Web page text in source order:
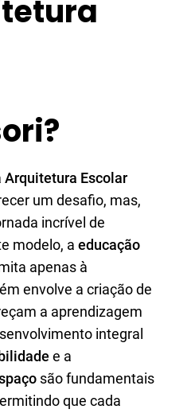
Arquitetura Escolar
um desafio, mas,
incrível de
modelo, a educação
apenas à
envolve a criação de
a aprendizagem
integral
e a
são fundamentais
que cada